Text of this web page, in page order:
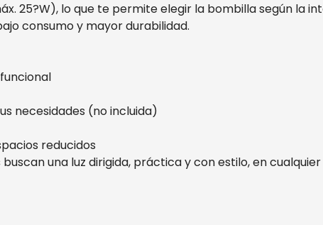
25?W), lo que te permite elegir la bombilla según la
consumo y mayor durabilidad.
necesidades (no incluida)
reducidos
una luz dirigida, práctica y con estilo, en